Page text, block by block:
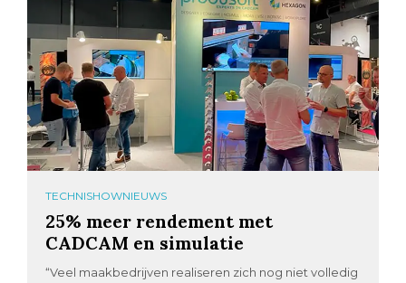
TECHNISHOWNIEUWS
25% meer rendement met
CADCAM en simulatie
“Veel maakbedrijven realiseren zich nog niet volledig